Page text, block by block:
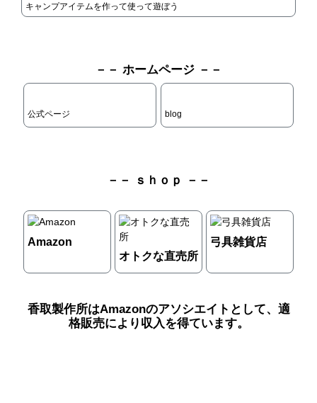
キャンプアイテムを作って使って遊ぼう
－－ ホームページ －－
公式ページ blog
－－ ｓｈｏｐ －－
Amazon
オトクな直売所
弓具雑貨店
香取製作所はAmazonのアソシエイトとして、適
格販売により収入を得ています。